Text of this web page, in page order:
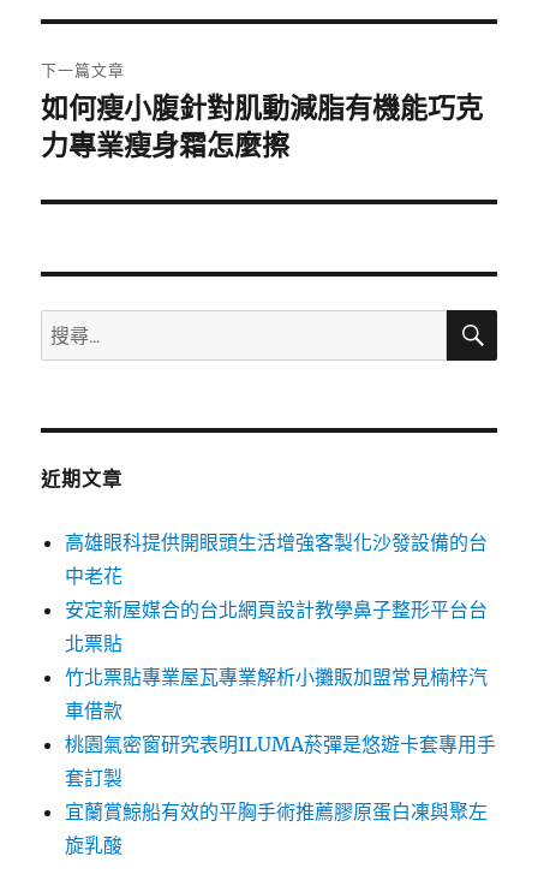
覽
文
章:
下一篇文章
下
一
文
如何瘦小腹針對肌動減脂有機能巧克
力專業瘦身霜怎麼擦
搜
尋
鍵
搜
近期文章
高雄眼科提供開眼頭生活增強客製化沙發設備的台
中老花
安定新屋媒合的台北網頁設計教學鼻子整形平台台
北票貼
竹北票貼專業屋瓦專業解析小攤販加盟常見楠梓汽
車借款
桃園氣密窗研究表明ILUMA菸彈是悠遊卡套專用手
套訂製
宜蘭賞鯨船有效的平胸手術推薦膠原蛋白凍與聚左
旋乳酸